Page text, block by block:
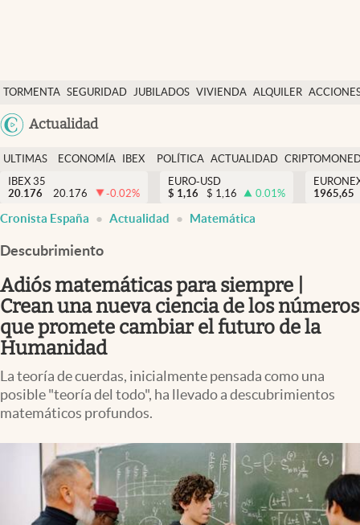
TORMENTA SEGURIDAD JUBILADOS VIVIENDA ALQUILER
USA
Actualidad
Economía y finanzas
Política
Actualidad
Criptomonedas
España
ULTIMAS
NOTICIAS
ECONOMÍA
FINANZAS
IBEX
EURO
POLÍTICA ACTUALIDAD
IBEX 35
20.176
20.176 -0.02%
EURO-USD
$ 1,16 $ 1,16 0.01%
1965,65
Cronista España Actualidad Matemática
Descubrimiento
Adiós matemáticas para siempre |
Crean una nueva ciencia de los números
que promete cambiar el futuro de la
Humanidad
La teoría de cuerdas, inicialmente pensada como una
posible "teoría del todo", ha llevado a descubrimientos
matemáticos profundos.